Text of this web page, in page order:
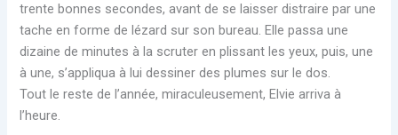
trente bonnes secondes, avant de se laisser distraire par une
tache en forme de lézard sur son bureau. Elle passa une
dizaine de minutes à la scruter en plissant les yeux, puis, une
à une, s’appliqua à lui dessiner des plumes sur le dos.
Tout le reste de l’année, miraculeusement, Elvie arriva à
l’heure.